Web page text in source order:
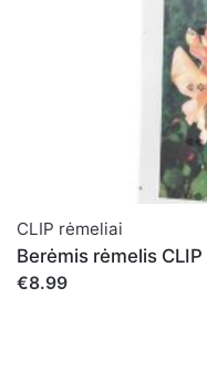
CLIP rėmeliai
Berėmis rėmelis
€8.99